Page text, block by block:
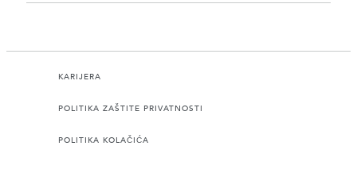
KARIJERA
POLITIKA ZAŠTITE PRIVATNOSTI
POLITIKA KOLAČIĆA